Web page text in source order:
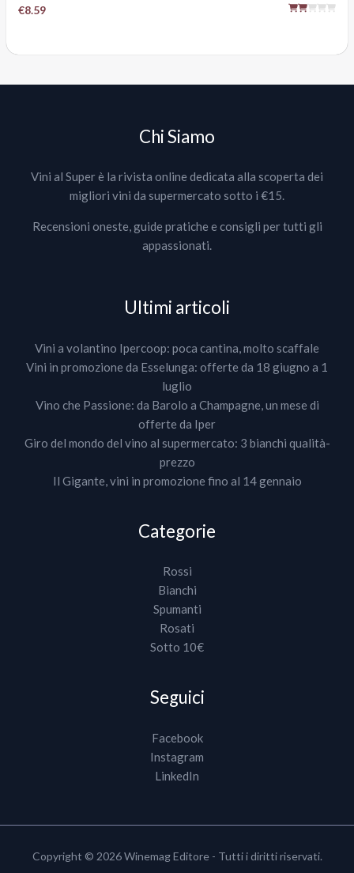
€8.59
Chi Siamo
Vini al Super è la rivista online dedicata alla scoperta dei
migliori vini da supermercato sotto i €15.
Recensioni oneste, guide pratiche e consigli per tutti gli
appassionati.
Ultimi articoli
Vini a volantino Ipercoop: poca cantina, molto scaffale
Vini in promozione da Esselunga: offerte da 18 giugno a 1
luglio
Vino che Passione: da Barolo a Champagne, un mese di
offerte da Iper
Giro del mondo del vino al supermercato: 3 bianchi qualità-
prezzo
Il Gigante, vini in promozione fino al 14 gennaio
Categorie
Rossi
Bianchi
Spumanti
Rosati
Sotto 10€
Seguici
Facebook
Instagram
LinkedIn
Copyright © 2026 Winemag Editore - Tutti i diritti riservati.